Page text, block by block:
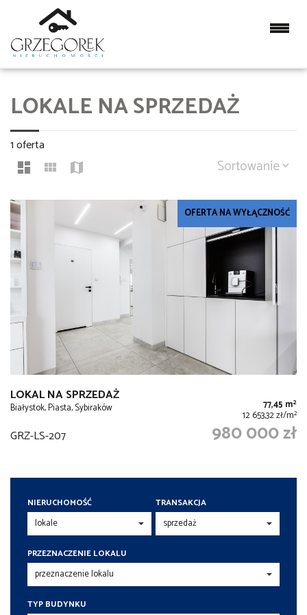
LOKALE NA SPRZEDAŻ
1 oferta
Sortowanie
OFERTA NA WYŁĄCZNOŚĆ
LOKAL NA SPRZEDAŻ
Białystok, Piasta, Sybiraków 77,45 m2
12 653,32 zł/m2
GRZ-LS-207 980 000 zł
NIERUCHOMOŚĆ TRANSAKCJA
PRZEZNACZENIE LOKALU
TYP BUDYNKU